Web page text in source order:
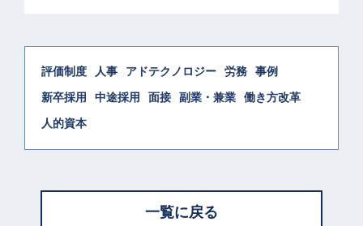
評価制度 人事 アドテクノロジー 労務 事例
新卒採用 中途採用 面接 副業・兼業 働き方改革
人的資本
一覧に戻る